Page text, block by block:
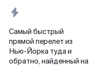
Самый быстрый
прямой перелет из
Нью-Йорка туда и
обратно, найденный на